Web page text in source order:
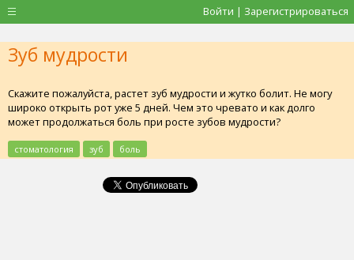
Войти | Зарегистрироваться
Зуб мудрости
Скажите пожалуйста, растет зуб мудрости и жутко болит. Не могу
широко открыть рот уже 5 дней. Чем это чревато и как долго
может продолжаться боль при росте зубов мудрости?
стоматология зуб боль